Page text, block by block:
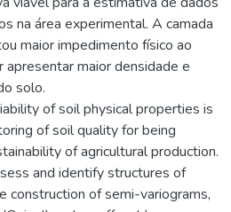
na área experimental. A camada
maior impedimento físico ao
apresentar maior densidade e
solo.
of soil physical properties is
of soil quality for being
of agricultural production.
and identify structures of
construction of semi-variograms,